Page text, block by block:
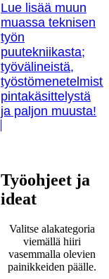
Lue lisää muun
muassa teknisen
työn
puutekniikasta;
työvälineistä,
pintakäsittelystä
ja paljon muusta!
Työohjeet ja
ideat
Valitse alakategoria
viemällä hiiri
vasemmalla olevien
painikkeiden päälle.